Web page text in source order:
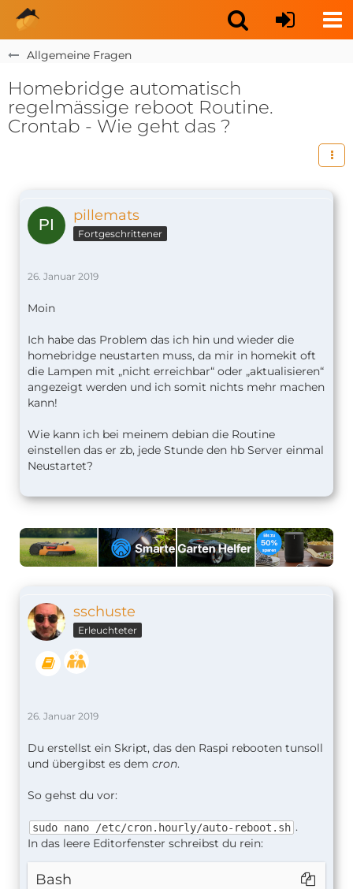
Allgemeine Fragen
Homebridge automatisch
regelmässige reboot Routine.
Crontab - Wie geht das ?
pillemats
Fortgeschrittener
26. Januar 2019
Moin
Ich habe das Problem das ich hin und wieder die
homebridge neustarten muss, da mir in homekit oft
die Lampen mit „nicht erreichbar“ oder „aktualisieren“
angezeigt werden und ich somit nichts mehr machen
kann!
Wie kann ich bei meinem debian die Routine
einstellen das er zb, jede Stunde den hb Server einmal
Neustartet?
sschuste
Erleuchteter
26. Januar 2019
Du erstellst ein Skript, das den Raspi rebooten tunsoll
und übergibst es dem cron.
So gehst du vor:
sudo nano /etc/cron.hourly/auto-reboot.sh .
In das leere Editorfenster schreibst du rein:
Bash